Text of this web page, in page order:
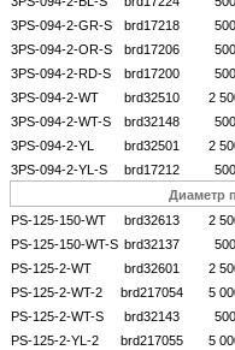
3PS-094-2-GR-S
brd17218 500
3PS-094-2-OR-S
brd17206 500
3PS-094-2-RD-S
brd17200 500
3PS-094-2-WT
brd32510 2
3PS-094-2-WT-S
brd32148 500
3PS-094-2-YL
brd32501 2
3PS-094-2-YL-S
brd17212 500
Диаметр
PS-125-150-WT
brd32613 2
PS-125-150-WT-S brd32137 500
PS-125-2-WT
brd32601 2
PS-125-2-WT-2
brd217054 5
PS-125-2-WT-S
brd32143 500
PS-125-2-YL-2
brd217055 5